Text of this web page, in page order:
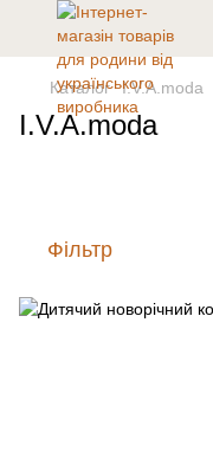
Каталог I.V.A.moda
I.V.A.moda
Фільтр